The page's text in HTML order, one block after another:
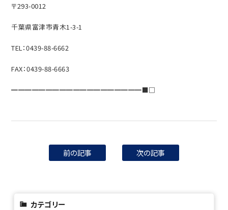
〒293-0012
千葉県富津市青木1-3-1
TEL：0439-88-6662
FAX：0439-88-6663
━━━━━━━━━━━━━━━━━━━■□
前の記事 次の記事
カテゴリー